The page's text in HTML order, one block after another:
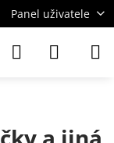
Panel uživatele